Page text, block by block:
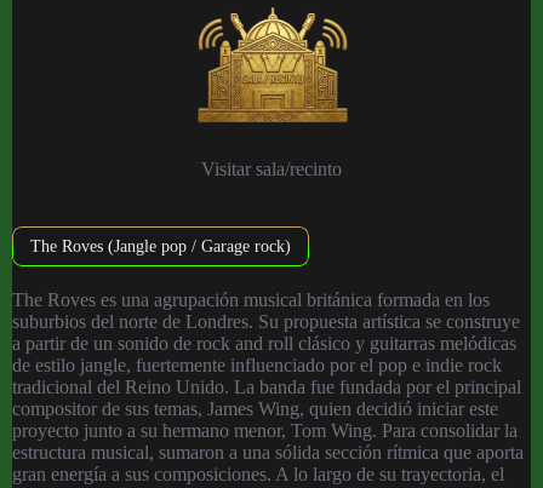
Visitar sala/recinto
The Roves (Jangle pop / Garage rock)
The Roves es una agrupación musical británica formada en los
suburbios del norte de Londres. Su propuesta artística se construye
a partir de un sonido de rock and roll clásico y guitarras melódicas
de estilo jangle, fuertemente influenciado por el pop e indie rock
tradicional del Reino Unido. La banda fue fundada por el principal
compositor de sus temas, James Wing, quien decidió iniciar este
proyecto junto a su hermano menor, Tom Wing. Para consolidar la
estructura musical, sumaron a una sólida sección rítmica que aporta
gran energía a sus composiciones. A lo largo de su trayectoria, el